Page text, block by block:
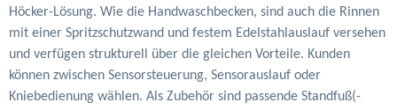
Höcker-Lösung. Wie die Handwaschbecken, sind auch die Rinnen
mit einer Spritzschutzwand und festem Edelstahlauslauf versehen
und verfügen strukturell über die gleichen Vorteile. Kunden
können zwischen Sensorsteuerung, Sensorauslauf oder
Kniebedienung wählen. Als Zubehör sind passende Standfuß(-